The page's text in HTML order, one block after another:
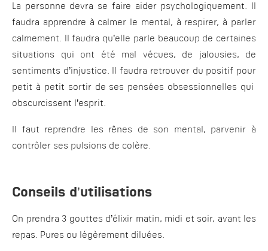
La personne devra se faire aider psychologiquement. Il
faudra apprendre à calmer le mental, à respirer, à parler
calmement. Il faudra qu’elle parle beaucoup de certaines
situations qui ont été mal vécues, de jalousies, de
sentiments d’injustice. Il faudra retrouver du positif pour
petit à petit sortir de ses pensées obsessionnelles qui
obscurcissent l’esprit.
Il faut reprendre les rênes de son mental, parvenir à
contrôler ses pulsions de colère.
Conseils d’utilisations
On prendra 3 gouttes d’élixir matin, midi et soir, avant les
repas. Pures ou légèrement diluées.